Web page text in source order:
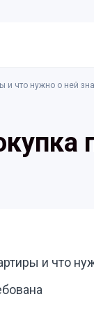
и что нужно о ней
и что